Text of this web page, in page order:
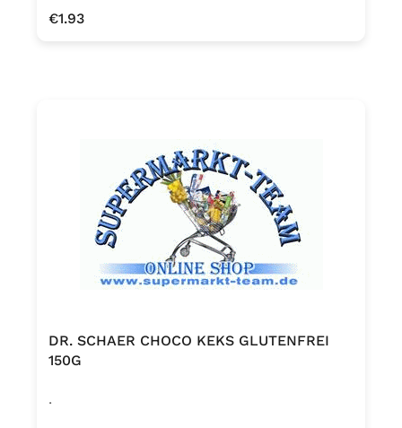
Regular price:
€1.93
DR. SCHAER CHOCO KEKS GLUTENFREI
150G
.